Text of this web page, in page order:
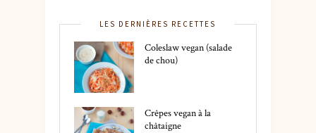
LES DERNIÈRES RECETTES
Coleslaw vegan (salade
de chou)
Crêpes vegan à la
châtaigne